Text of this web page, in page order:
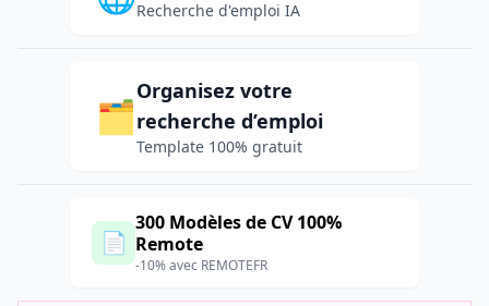
Recherche d'emploi IA
🗂️
Organisez votre
recherche d’emploi
Template 100% gratuit
📄
300 Modèles de CV 100%
Remote
-10% avec REMOTEFR